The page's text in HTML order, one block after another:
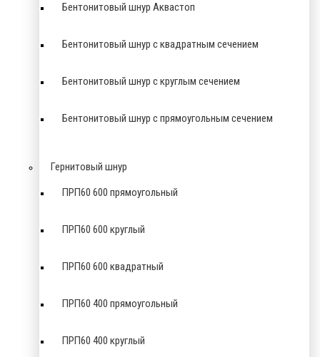
Бентонитовый шнур Аквастоп
Бентонитовый шнур с квадратным сечением
Бентонитовый шнур с круглым сечением
Бентонитовый шнур с прямоугольным сечением
Гернитовый шнур
ПРП60 600 прямоугольный
ПРП60 600 круглый
ПРП60 600 квадратный
ПРП60 400 прямоугольный
ПРП60 400 круглый